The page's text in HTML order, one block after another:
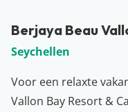
Berjaya Beau
Seychellen
Voor een relaxte
Vallon Bay Resort &